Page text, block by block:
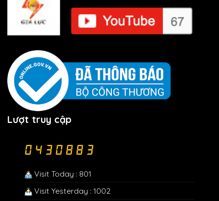
Lượt truy cập
Visit Today : 801
Visit Yesterday : 1002